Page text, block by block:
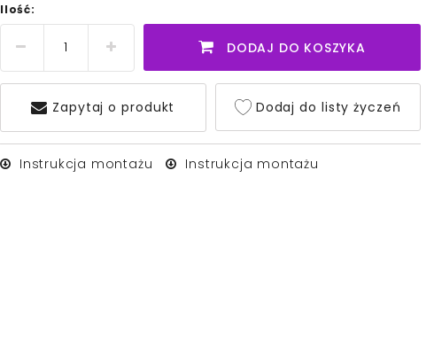
Ilość:
DODAJ DO KOSZYKA
Zapytaj o produkt Dodaj do listy życzeń
Instrukcja montażu Instrukcja montażu